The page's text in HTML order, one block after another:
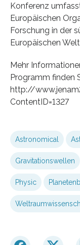
Konferenz
Europäischen
Forschung in der
Europäischen
Mehr
Programm finden
http://
ContentID=1327
Astronomical
Gravitationswellen
Physic